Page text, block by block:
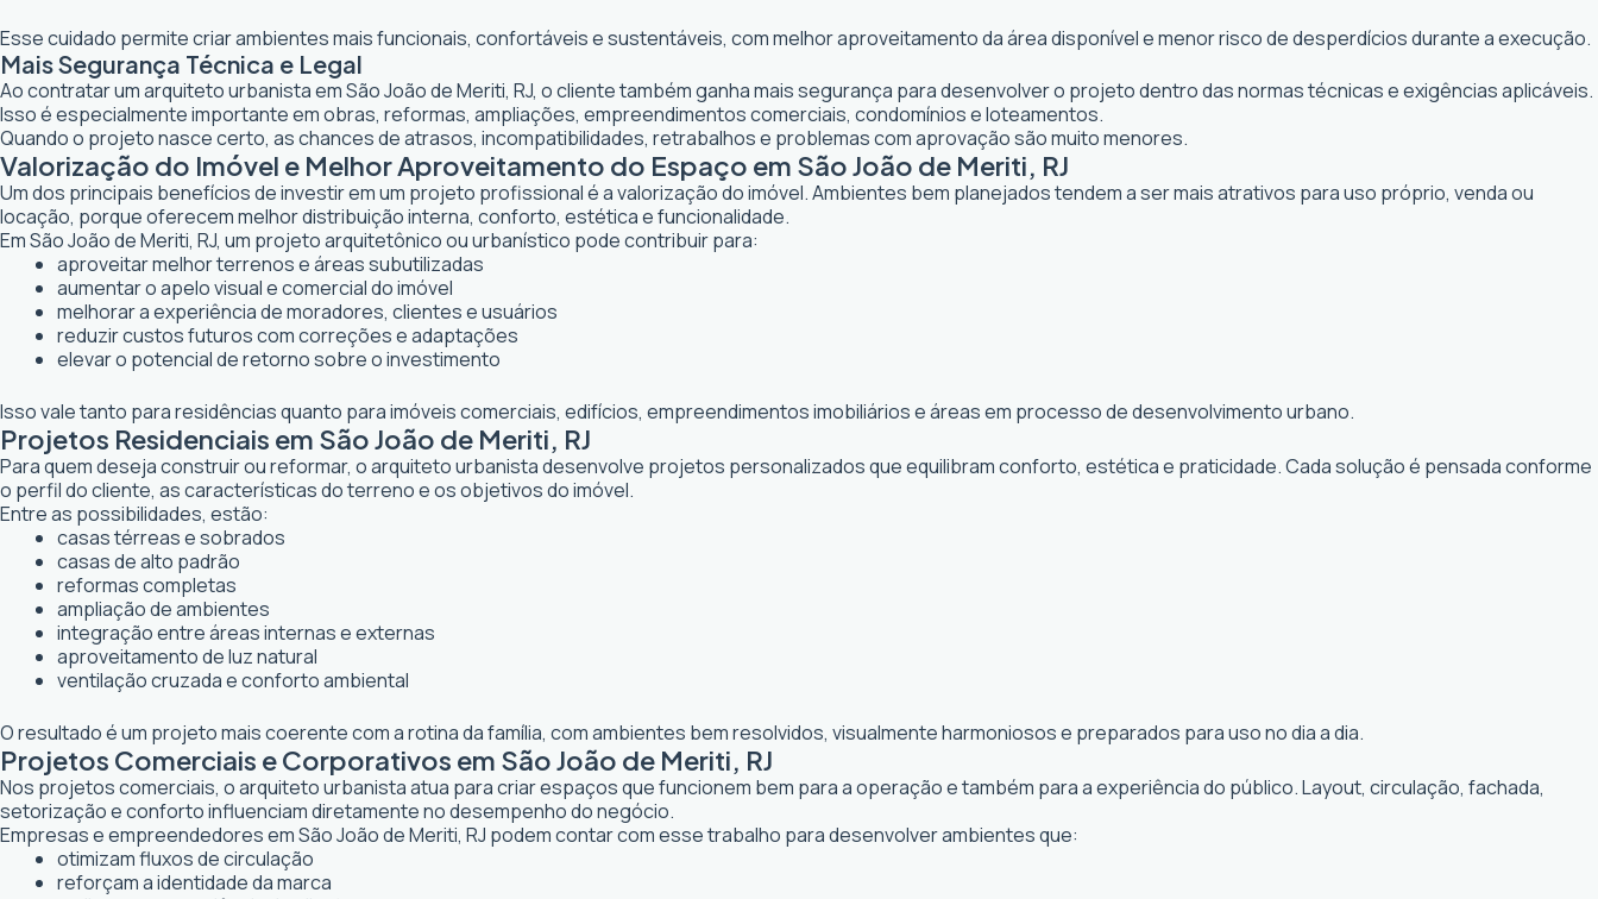
Esse cuidado permite criar ambientes mais funcionais, confortáveis e sustentáveis, com melhor aproveitamento da área disponível e menor risco de desperdícios durante a execução.
Mais Segurança Técnica e Legal
Ao contratar um arquiteto urbanista em São João de Meriti, RJ, o cliente também ganha mais segurança para desenvolver o projeto dentro das normas técnicas e exigências aplicáveis.
Isso é especialmente importante em obras, reformas, ampliações, empreendimentos comerciais, condomínios e loteamentos.
Quando o projeto nasce certo, as chances de atrasos, incompatibilidades, retrabalhos e problemas com aprovação são muito menores.
Valorização do Imóvel e Melhor Aproveitamento do Espaço em São João de Meriti, RJ
Um dos principais benefícios de investir em um projeto profissional é a valorização do imóvel. Ambientes bem planejados tendem a ser mais atrativos para uso próprio, venda ou
locação, porque oferecem melhor distribuição interna, conforto, estética e funcionalidade.
Em São João de Meriti, RJ, um projeto arquitetônico ou urbanístico pode contribuir para:
aproveitar melhor terrenos e áreas subutilizadas
aumentar o apelo visual e comercial do imóvel
melhorar a experiência de moradores, clientes e usuários
reduzir custos futuros com correções e adaptações
elevar o potencial de retorno sobre o investimento
Isso vale tanto para residências quanto para imóveis comerciais, edifícios, empreendimentos imobiliários e áreas em processo de desenvolvimento urbano.
Projetos Residenciais em São João de Meriti, RJ
Para quem deseja construir ou reformar, o arquiteto urbanista desenvolve projetos personalizados que equilibram conforto, estética e praticidade. Cada solução é pensada conforme
o perfil do cliente, as características do terreno e os objetivos do imóvel.
Entre as possibilidades, estão:
casas térreas e sobrados
casas de alto padrão
reformas completas
ampliação de ambientes
integração entre áreas internas e externas
aproveitamento de luz natural
ventilação cruzada e conforto ambiental
O resultado é um projeto mais coerente com a rotina da família, com ambientes bem resolvidos, visualmente harmoniosos e preparados para uso no dia a dia.
Projetos Comerciais e Corporativos em São João de Meriti, RJ
Nos projetos comerciais, o arquiteto urbanista atua para criar espaços que funcionem bem para a operação e também para a experiência do público. Layout, circulação, fachada,
setorização e conforto influenciam diretamente no desempenho do negócio.
Empresas e empreendedores em São João de Meriti, RJ podem contar com esse trabalho para desenvolver ambientes que:
otimizam fluxos de circulação
reforçam a identidade da marca